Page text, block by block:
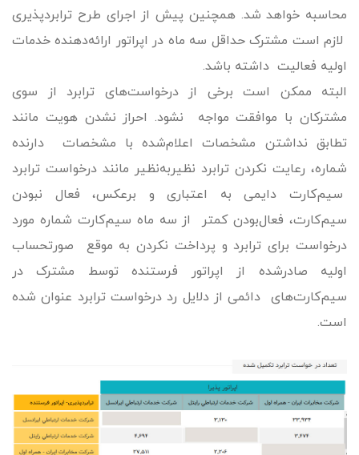
محاسبه خواهد شد. همچنین پیش از اجرای طرح ترابردپذیری
لازم است مشترک حداقل سه ماه در اپراتور ارائه‌دهنده خدمات
اولیه فعالیت داشته باشد.
البته ممکن است برخی از درخواست‌های ترابرد از سوی
مشترکان با موافقت مواجه نشود. احراز نشدن هویت مانند
تطابق نداشتن مشخصات اعلام‌شده با مشخصات دارنده
شماره، رعایت نکردن ترابرد نظیربه‌نظیر مانند درخواست ترابرد
سیم‌کارت دایمی به اعتباری و برعکس، فعال نبودن
سیم‌کارت، فعال‌بودن کمتر از سه ماه سیم‌کارت شماره مورد
درخواست برای ترابرد و پرداخت نکردن به موقع صورتحساب
اولیه صادرشده از اپراتور فرستنده توسط مشترک در
سیم‌کارت‌های دائمی از دلایل رد درخواست ترابرد عنوان شده
است.